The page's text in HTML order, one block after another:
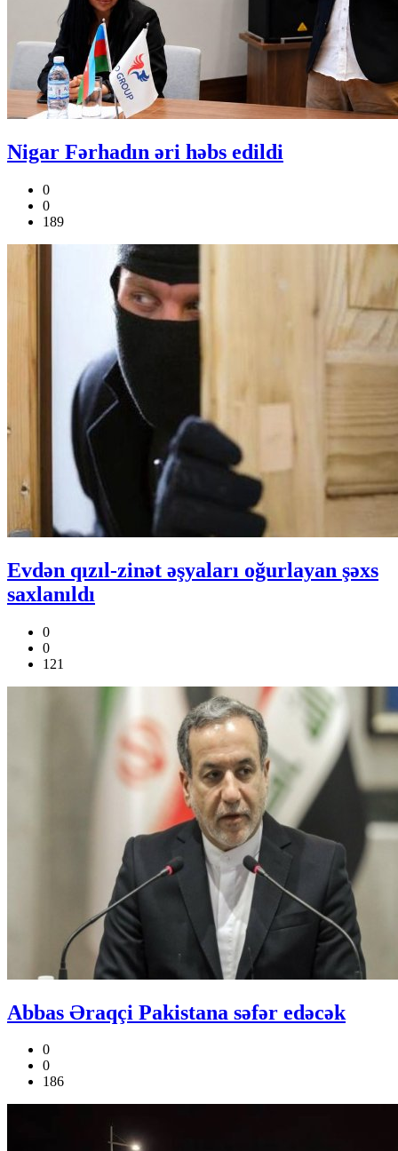
Nigar Fərhadın əri həbs edildi
0
0
189
Evdən qızıl-zinət əşyaları oğurlayan şəxs
saxlanıldı
0
0
121
Abbas Əraqçi Pakistana səfər edəcək
0
0
186